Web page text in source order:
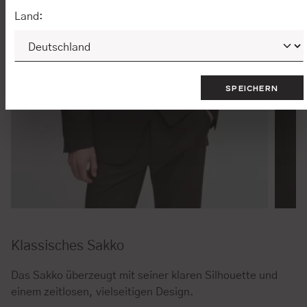
Klassisches Sakko
Das Sakko überzeugt mit seiner klaren Silhouette und
einem zeitlosen, vielseitigen Design.
Land:
SPEICHERN